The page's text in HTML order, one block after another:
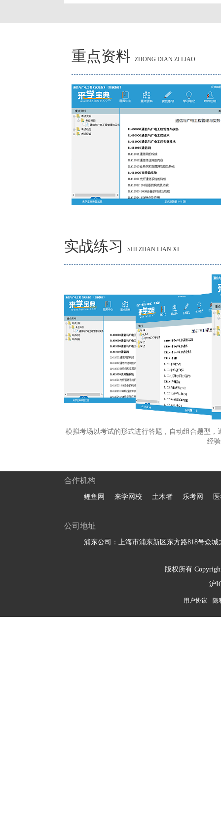
重点资料 ZHONG DIAN ZI LIAO
实战练习 SHI ZHAN LIAN XI
模拟考场以考试的形式进行答题，自动组合题型
经
合作机构
鲤鱼网 来学网校 土木者 乐考网
公司地址
浦东公司：上海市浦东新区东方路818号众城
版权所有
沪
用户协议 隐